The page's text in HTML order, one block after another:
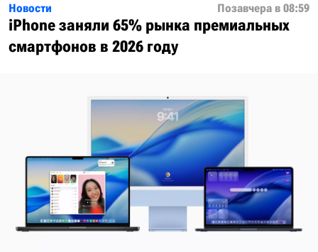
Новости Позавчера в 08:59
iPhone заняли 65% рынка премиальных
смартфонов в 2026 году